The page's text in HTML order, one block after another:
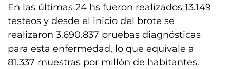
En las últimas 24 hs fueron realizados 13.149
testeos y desde el inicio del brote se
realizaron 3.690.837 pruebas diagnósticas
para esta enfermedad, lo que equivale a
81.337 muestras por millón de habitantes.